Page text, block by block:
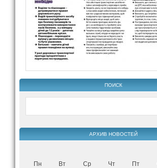
ПОИСК
АРХИВ НОВОСТЕЙ
Пн Вт Ср Чт Пт